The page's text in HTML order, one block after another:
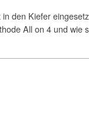
den Kiefer
All on 4 und wie